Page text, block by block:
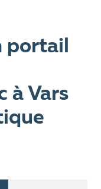
portail
à Vars